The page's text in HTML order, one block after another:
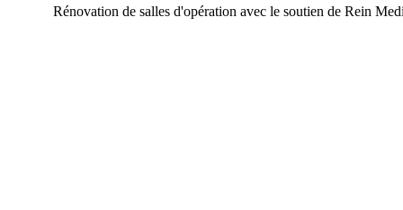
Rénovation de salles d'opération avec le soutien de Rein